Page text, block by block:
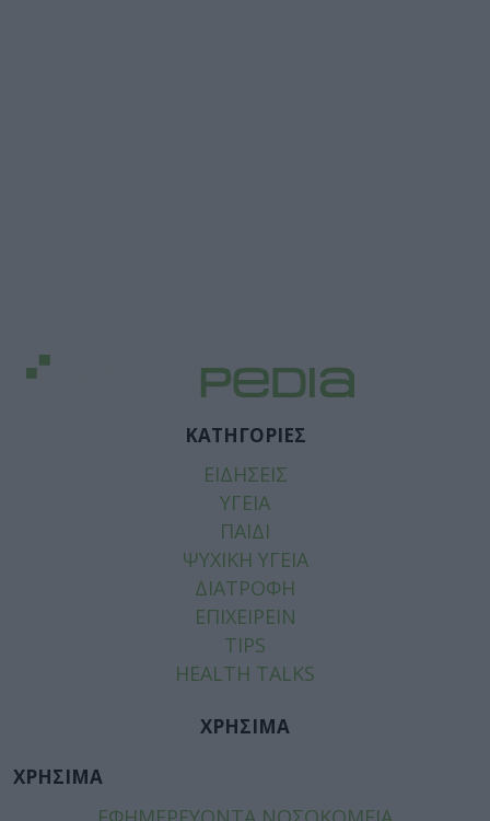
ΚΑΤΗΓΟΡΙΕΣ
ΕΙΔΗΣΕΙΣ
ΥΓΕΙΑ
ΠΑΙΔΙ
ΨΥΧΙΚΗ ΥΓΕΙΑ
ΔΙΑΤΡΟΦΗ
ΕΠΙΧΕΙΡΕΙΝ
TIPS
HEALTH TALKS
ΧΡΗΣΙΜΑ
ΧΡΗΣΙΜΑ